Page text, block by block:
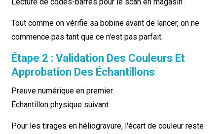
Tout comme on vérifie sa bobine avant de lancer, on ne
commence pas tant que ce n'est pas parfait.
Étape 2 : Validation Des Couleurs Et
Approbation Des Échantillons
Preuve numérique en premier
Échantillon physique suivant
Pour les tirages en héliogravure, l'écart de couleur reste